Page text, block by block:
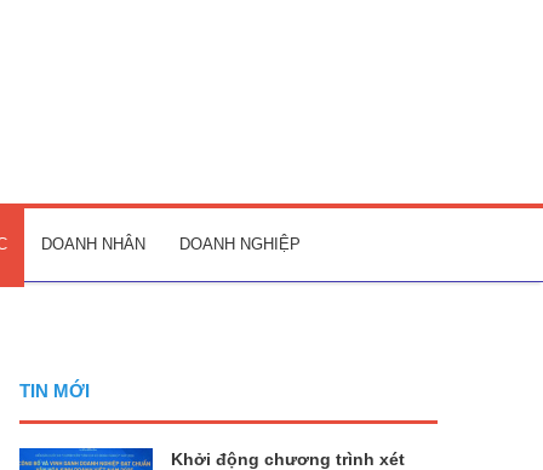
DOANH NHÂN DOANH NGHIỆP
TIN MỚI
Khởi động chương trình xét